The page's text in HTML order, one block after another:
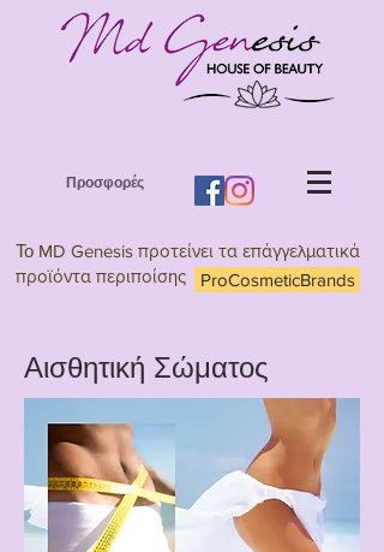
Προσφορές
Το MD Genesis προτείνει τα επάγγελματικά
προϊόντα περιποίσης
ProCosmeticBrands
Αισθητική Σώματος